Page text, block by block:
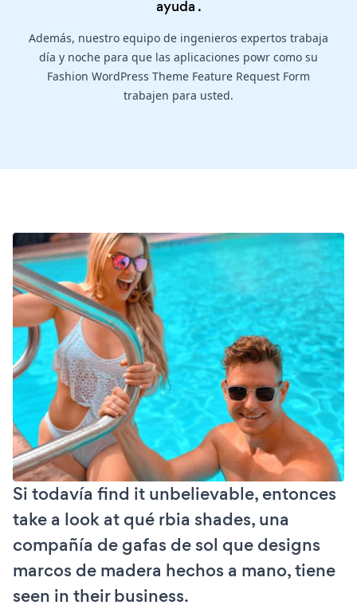
ayuda .
Además, nuestro equipo de ingenieros expertos trabaja
día y noche para que las aplicaciones powr como su
Fashion WordPress Theme Feature Request Form
trabajen para usted.
Si todavía find it unbelievable, entonces
take a look at qué rbia shades, una
compañía de gafas de sol que designs
marcos de madera hechos a mano, tiene
seen in their business.